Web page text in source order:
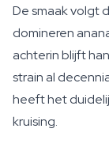
De smaak volgt
domineren
achterin blijft
strain al
heeft het
kruising.